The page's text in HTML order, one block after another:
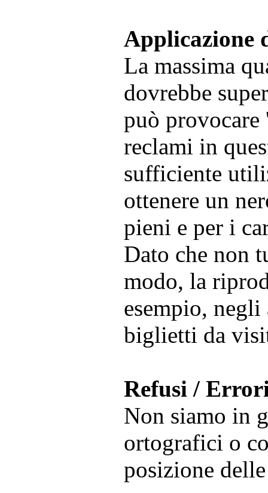
Applicazione
La massima
dovrebbe
può provocare
reclami in
sufficiente
ottenere un
pieni e per i
Dato che non
modo, la
esempio,
biglietti da
Refusi /
Non siamo in
ortografici o
posizione